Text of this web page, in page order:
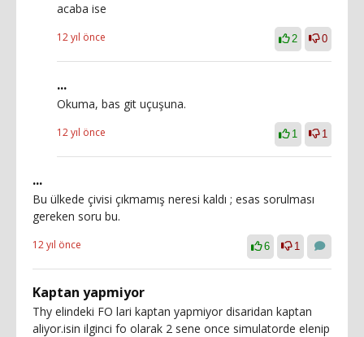
acaba ise
12 yıl önce 2 0
...
Okuma, bas git uçuşuna.
12 yıl önce 1 1
...
Bu ülkede çivisi çıkmamış neresi kaldı ; esas sorulması
gereken soru bu.
12 yıl önce 6 1
Kaptan yapmiyor
Thy elindeki FO lari kaptan yapmiyor disaridan kaptan
aliyor.isin ilginci fo olarak 2 sene once simulatorde elenip